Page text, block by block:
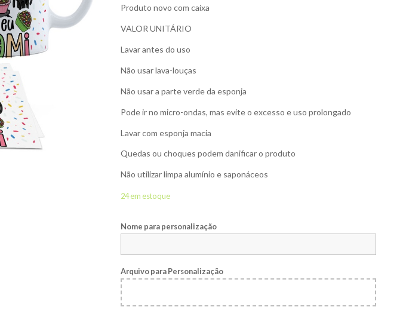
Produto novo com caixa
VALOR UNITÁRIO
Lavar antes do uso
Não usar lava-louças
Não usar a parte verde da esponja
Pode ir no micro-ondas, mas evite o excesso e uso prolongado
Lavar com esponja macia
Quedas ou choques podem danificar o produto
Não utilizar limpa alumínio e saponáceos
24 em estoque
Nome para personalização
Arquivo para Personalização